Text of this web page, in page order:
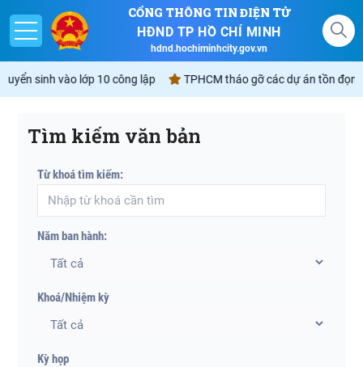
Giới thiệu
Nghị quyết
Lịch
Góp ý - Phản ánh
Không gian văn hóa Hồ Chí Minh
CỔNG THÔNG TIN ĐIỆN TỬ
HĐND TP HỒ CHÍ MINH
hdnd.hochiminhcity.gov.vn
sinh vào lớp 10 công lập TPHCM tháo gỡ các dự án tồn đọng
Tìm kiếm văn bản
Từ khoá tìm kiếm:
Năm ban hành:
Khoá/Nhiệm kỳ
Kỳ họp